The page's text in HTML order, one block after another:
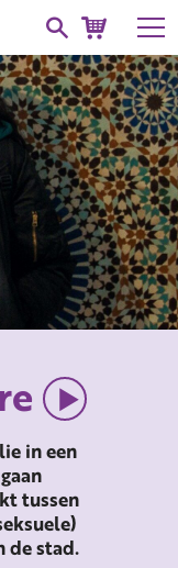
in een
tussen
de stad.